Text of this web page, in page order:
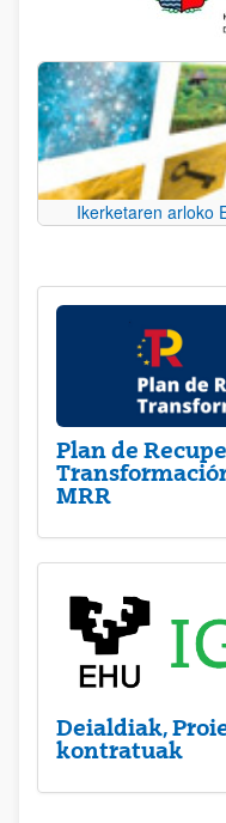
Ikerketaren arloko
Plan de
MRR
Deialdiak,
kontratuak